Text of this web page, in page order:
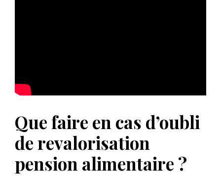
Que faire en cas d’oubli
de revalorisation
pension alimentaire ?